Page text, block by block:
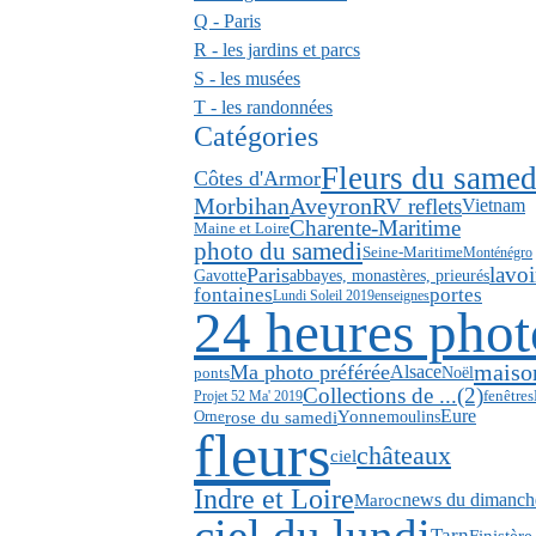
Q - Paris
R - les jardins et parcs
S - les musées
T - les randonnées
Catégories
Côtes d'ArmorFleurs du
MorbihanAveyronRV refletsVietnam
Maine et LoireCharente-Maritime
photo du samediSeine-MaritimeMonténégro
GavotteParisabbayes, monastères, prieurés
fontainesLundi Soleil 2019enseignesportes
24 heures
pontsMa photo préféréeAlsaceNoël
Projet 52 Ma' 2019Collections de ...(2)fenêtres
Ornerose du samediYonnemoulinsEure
fleurscielchâteaux
Indre et LoireMarocnews du